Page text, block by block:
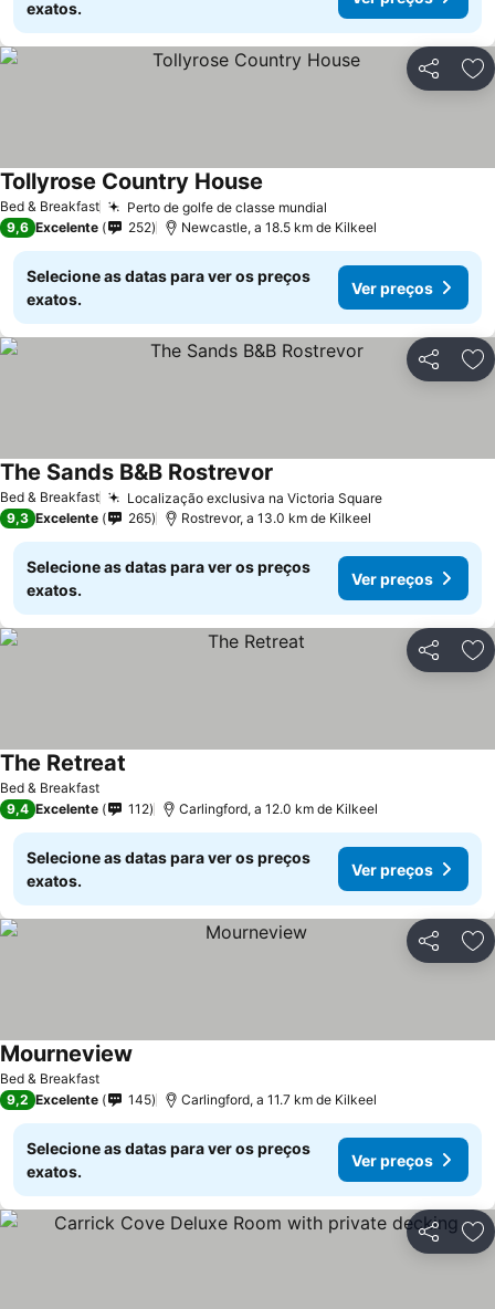
exatos.
Partilhar
Bed & Breakfast Perto de golfe de classe mundial
Tollyrose Country House
9,6 Excelente 252 Newcastle, a 18.5 km de Kilkeel
Selecione as datas para ver os preços
exatos.
Ver preços
Partilhar
Bed & Breakfast Localização exclusiva na Victoria Square
The Sands B&B Rostrevor
9,3 Excelente 265 Rostrevor, a 13.0 km de Kilkeel
Selecione as datas para ver os preços
exatos.
Ver preços
Partilhar
Bed & Breakfast
The Retreat
9,4 Excelente 112 Carlingford, a 12.0 km de Kilkeel
Selecione as datas para ver os preços
exatos.
Ver preços
Partilhar
Bed & Breakfast
Mourneview
9,2 Excelente 145 Carlingford, a 11.7 km de Kilkeel
Selecione as datas para ver os preços
exatos.
Ver preços
Partilhar